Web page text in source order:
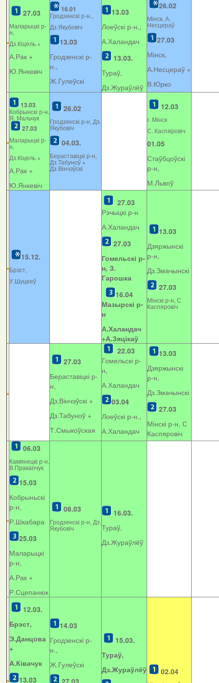
27.03
Маларыцкі р-
н,
Дз.Кіцель +
А.Рак +
Ю.Янкевіч
16.01
Гродзенскі р-н.,
Дз.Якубовіч
13.03
Гродзенскі р-
н.,
Ж.Гулеўскі
13.03
Лоеўскі р-н.,
А.Халандач
13.03.
Тураў,
Дз.Жураўлёў
26.02
Мінск, А.
Несцераў
27.03
Мінск,
А.Несцераў +
В.Юрко
13.03
Кобрынскі р-н,
Я. Мальчук
27.03
Маларыцкі р-
н,
Дз.Кіцель +
А.Рак +
Ю.Янкевіч
26.02
Гродзенскі р-н, Дз.
Якубовіч
04.03.
Бераставіцкі р-н,
Дз.Табуноў +
Дз.Вінчэўскі
12.03
г. Мінск
С. Каспяровіч
01.05
Стаўбцоўскі
р-н,
М.Львоў
15.12.
Брэст,
У.Шуцееў
27.03
Рэчыцкі р-н
А.Халандач
27.03
Гомельскі р-
н, З.
Гарошка
16.04
Мазырскі р-
н
А.Халандач
+А.Зяцікаў
13.03
Дзяржынскі
р-н,
Дз.Змачынскі
27.03
Мінскі р-н, С
Каспяровіч
27.03
Бераставіцкі р-
н,
Дз.Вінчэўскі +
Дз.Табуноў +
Т.Смыкоўская
22.03
Гомельскі р-
н,
А.Халандач
03.04
Лоеўскі р-н.,
А.Халандач
13.03
Дзяржынскі
р-н,
Дз.Змачынскі
27.03
Мінскі р-н, С
Каспяровіч
06.03
Камянецкі р-н,
В.Пракапчук
15.03
Кобрыньскі
р-н,
Р.Шкабара
25.03
Маларыцкі
р-н,
А.Рак +
Р.Сцепанюк
08.03
Гродзенскі р-н, Дз.
Якубовіч
16.03.
Тураў,
Дз.Жураўлёў
12.03.
Брэст,
Э.Данцова
+
А.Ківачук
13.03
14.03
Гродзенскі р-
н.,
Ж.Гулеўскі
27.03
15.03.
Тураў,
Дз.Жураўлёў
02.04